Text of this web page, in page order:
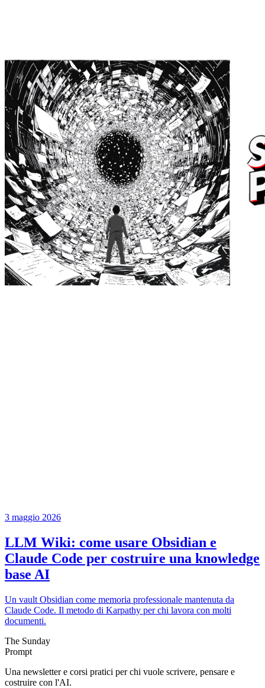
3 maggio 2026
LLM Wiki: come usare Obsidian e
Claude Code per costruire una knowledge
base AI
Un vault Obsidian come memoria professionale mantenuta da
Claude Code. Il metodo di Karpathy per chi lavora con molti
documenti.
The Sunday
Prompt
Una newsletter e corsi pratici per chi vuole scrivere, pensare e
costruire con l'AI.